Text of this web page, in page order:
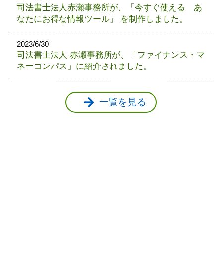
司法書士法人赤瀬事務所が、「今すぐ使える あ
なたにお得な情報ツール」 を制作しました。
2023/6/30
司法書士法人 赤瀬事務所が、「ファイナンス・マ
ネーコンパス」に紹介されました。
一覧を見る